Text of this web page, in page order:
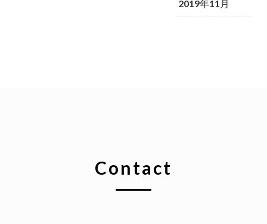
2019年11月
Contact